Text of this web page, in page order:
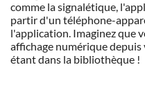
comme la signalétique,
partir d'un téléphone-
l'application. Imaginez que
affichage numérique
étant dans la bibliothèque !